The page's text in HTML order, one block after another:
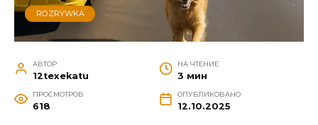
ROZRYWKA
АВТОР
12texekatu
НА ЧТЕНИЕ
3 мин
ПРОСМОТРОВ
618
ОПУБЛИКОВАНО
12.10.2025